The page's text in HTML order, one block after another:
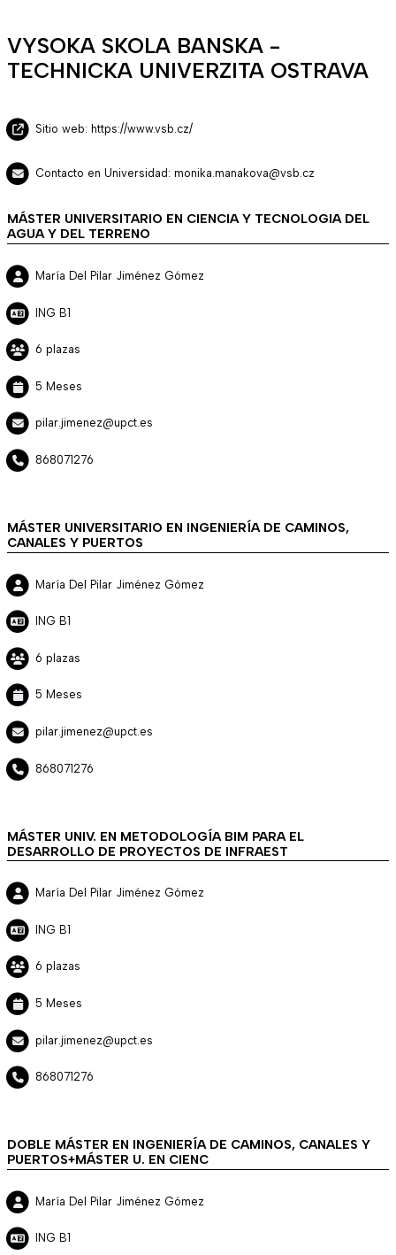
VYSOKA SKOLA BANSKA -
TECHNICKA UNIVERZITA OSTRAVA
Sitio web: https://www.vsb.cz/
Contacto en Universidad: monika.manakova@vsb.cz
MÁSTER UNIVERSITARIO EN CIENCIA Y TECNOLOGIA DEL
AGUA Y DEL TERRENO
María Del Pilar Jiménez Gómez
ING B1
6 plazas
5 Meses
pilar.jimenez@upct.es
868071276
MÁSTER UNIVERSITARIO EN INGENIERÍA DE CAMINOS,
CANALES Y PUERTOS
María Del Pilar Jiménez Gómez
ING B1
6 plazas
5 Meses
pilar.jimenez@upct.es
868071276
MÁSTER UNIV. EN METODOLOGÍA BIM PARA EL
DESARROLLO DE PROYECTOS DE INFRAEST
María Del Pilar Jiménez Gómez
ING B1
6 plazas
5 Meses
pilar.jimenez@upct.es
868071276
DOBLE MÁSTER EN INGENIERÍA DE CAMINOS, CANALES Y
PUERTOS+MÁSTER U. EN CIENC
María Del Pilar Jiménez Gómez
ING B1